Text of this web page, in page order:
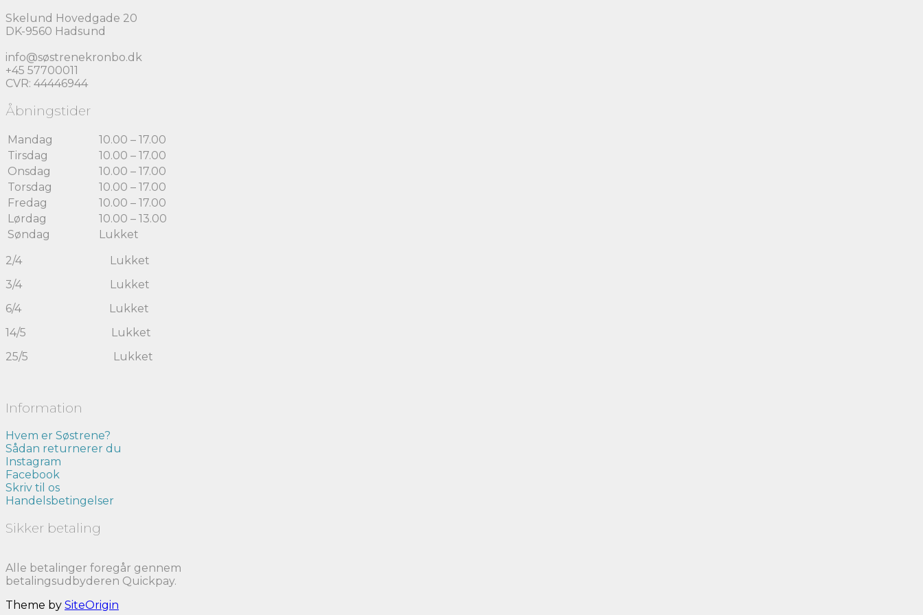
154,00 kr..
Skelund Hovedgade 20
DK-9560 Hadsund
info@søstrenekronbo.dk
+45 57700011
CVR: 44446944
Åbningstider
Mandag
10.00 – 17.00
Tirsdag
10.00 – 17.00
Onsdag
10.00 – 17.00
Torsdag
10.00 – 17.00
Fredag
10.00 – 17.00
Lørdag
10.00 – 13.00
Søndag
Lukket
2/4 Lukket
3/4 Lukket
6/4 Lukket
14/5 Lukket
25/5 Lukket
Information
Hvem er Søstrene?
Sådan returnerer du
Instagram
Facebook
Skriv til os
Handelsbetingelser
Sikker betaling
Alle betalinger foregår gennem
betalingsudbyderen Quickpay.
Theme by SiteOrigin